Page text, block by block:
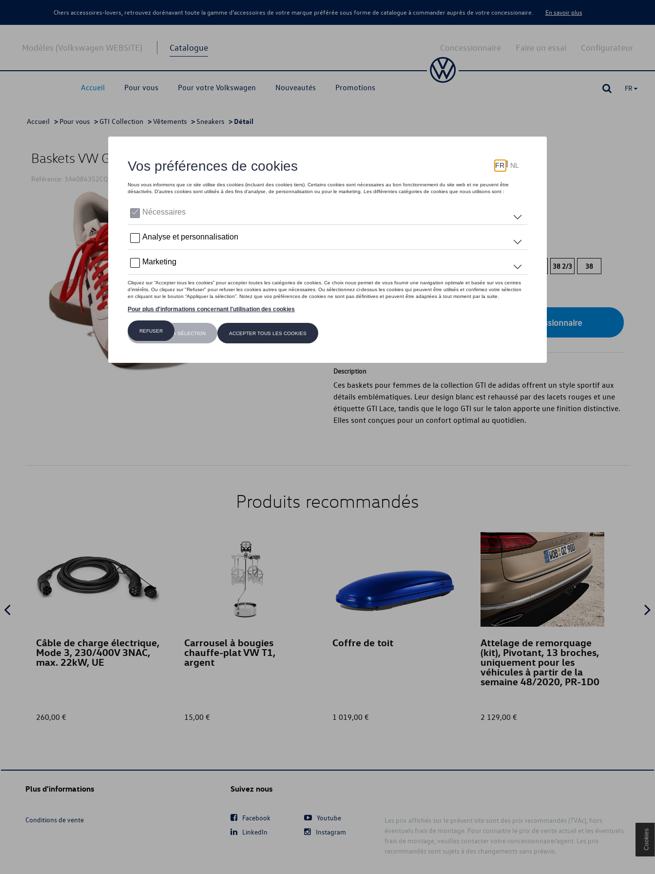
Chers accessoires-lovers, retrouvez dorénavant toute la gamme d’accessoires de votre marque préférée sous forme de catalogue à commander auprès de votre concessionaire. En savoir plus
Modèles (Volkswagen WEBSITE) Catalogue
Accueil Pour vous Pour votre Volkswagen Nouveautés Promotions
Configurateur
Faire un essai
Concessionnaire
FR
Accueil > Pour vous > GTI Collection >Vêtements > Sneakers > Détail
Baskets VW GTI pour femme, blanches
Référence: 3A4084352CQ
Ce produit n'est actuellement pas de stock
38 2/3 38
37 1/3 36 2/3 36
Vérifiez la disponibilité auprès de votre concessionnaire
Description
Ces baskets pour femmes de la collection GTI de adidas offrent un style sportif aux
détails emblématiques. Leur design blanc est rehaussé par des lacets rouges et une
étiquette GTI Lace, tandis que le logo GTI sur le talon apporte une finition distinctive.
Elles sont conçues pour un confort optimal au quotidien.
Produits recommandés
Câble de charge électrique,
Mode 3, 230/400V 3NAC,
max. 22kW, UE
260,00 €
Carrousel à bougies
chauffe-plat VW T1,
argent
15,00 €
Coffre de toit
1 019,00 €
Attelage de remorquage
(kit), Pivotant, 13 broches,
uniquement pour les
véhicules à partir de la
semaine 48/2020, PR-1D0
2 129,00 €
Plus d'informations
Conditions de vente
Suivez nous
Facebook
Youtube
LinkedIn
Instagram
Les prix affichés sur le présent site sont des prix recommandés (TVAc), hors
éventuels frais de montage. Pour connaitre le prix de vente actuel et les éventuels
frais de montage, veuillez contacter votre concessionnaire/agent. Les prix
recommandés sont sujets à des changements sans préavis.
Cookies